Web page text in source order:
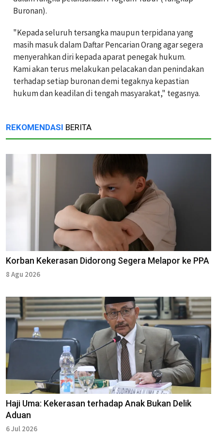
Buronan).
"Kepada seluruh tersangka maupun terpidana yang
masih masuk dalam Daftar Pencarian Orang agar segera
menyerahkan diri kepada aparat penegak hukum.
Kami akan terus melakukan pelacakan dan penindakan
terhadap setiap buronan demi tegaknya kepastian
hukum dan keadilan di tengah masyarakat," tegasnya.
REKOMENDASI BERITA
Korban Kekerasan Didorong Segera Melapor ke PPA
8 Agu 2026
Haji Uma: Kekerasan terhadap Anak Bukan Delik
Aduan
6 Jul 2026